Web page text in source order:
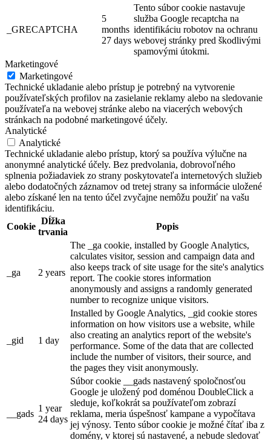
_GRECAPTCHA
5
months
27 days
Tento súbor cookie nastavuje
služba Google recaptcha na
identifikáciu robotov na ochranu
webovej stránky pred škodlivými
spamovými útokmi.
Marketingové
Marketingové
Technické ukladanie alebo prístup je potrebný na vytvorenie
používateľských profilov na zasielanie reklamy alebo na sledovanie
používateľa na webovej stránke alebo na viacerých webových
stránkach na podobné marketingové účely.
Analytické
Analytické
Technické ukladanie alebo prístup, ktorý sa používa výlučne na
anonymné analytické účely. Bez predvolania, dobrovoľného
splnenia požiadaviek zo strany poskytovateľa internetových služieb
alebo dodatočných záznamov od tretej strany sa informácie uložené
alebo získané len na tento účel zvyčajne nemôžu použiť na vašu
identifikáciu.
Cookie
Dĺžka
trvania
Popis
_ga 2 years
The _ga cookie, installed by Google Analytics,
calculates visitor, session and campaign data and
also keeps track of site usage for the site's analytics
report. The cookie stores information
anonymously and assigns a randomly generated
number to recognize unique visitors.
_gid 1 day
Installed by Google Analytics, _gid cookie stores
information on how visitors use a website, while
also creating an analytics report of the website's
performance. Some of the data that are collected
include the number of visitors, their source, and
the pages they visit anonymously.
__gads
1 year
24 days
Súbor cookie __gads nastavený spoločnosťou
Google je uložený pod doménou DoubleClick a
sleduje, koľkokrát sa používateľom zobrazí
reklama, meria úspešnosť kampane a vypočítava
jej výnosy. Tento súbor cookie je možné čítať iba z
domény, v ktorej sú nastavené, a nebude sledovať